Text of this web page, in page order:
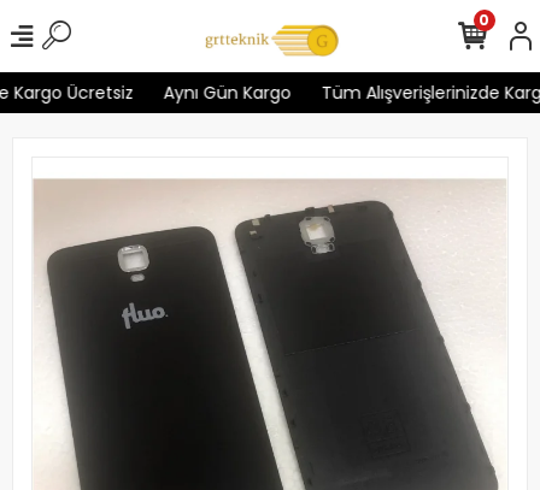
Ücretsiz Aynı Gün Kargo Tüm Alışverişlerinizde
0